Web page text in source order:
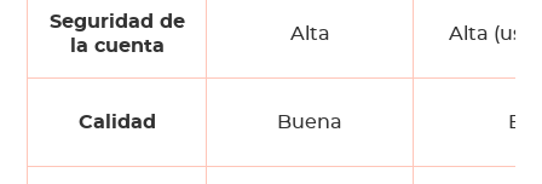
Seguridad de
la cuenta
Alta Alta (uso
Calidad Buena